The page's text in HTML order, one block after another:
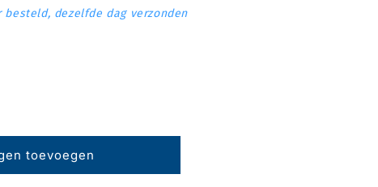
besteld, dezelfde dag verzonden
toevoegen